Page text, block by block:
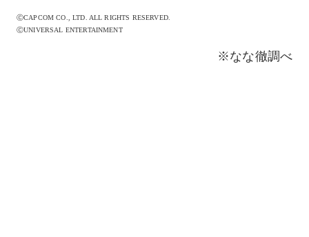
ⒸCAPCOM CO., LTD. ALL RIGHTS RESERVED.
ⒸUNIVERSAL ENTERTAINMENT
※なな徹調べ